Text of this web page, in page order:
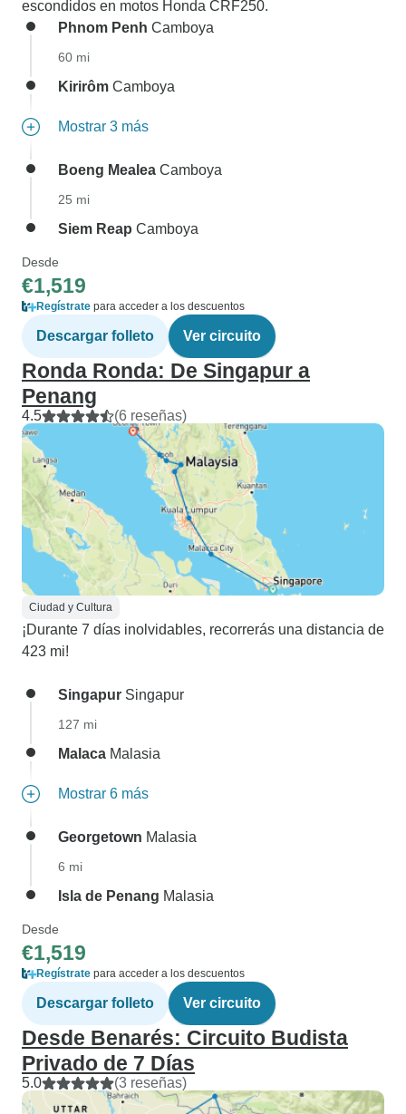
escondidos en motos Honda CRF250.
Phnom Penh Camboya
60 mi
Kirirôm Camboya
Mostrar 3 más
Boeng Mealea Camboya
25 mi
Siem Reap Camboya
Desde
€1,519
Regístrate para acceder a los descuentos
Descargar folleto Ver circuito
Ronda Ronda: De Singapur a
Penang
4.5 (6 reseñas)
Ciudad y Cultura
¡Durante 7 días inolvidables, recorrerás una distancia de
423 mi!
Singapur Singapur
127 mi
Malaca Malasia
Mostrar 6 más
Georgetown Malasia
6 mi
Isla de Penang Malasia
Desde
€1,519
Regístrate para acceder a los descuentos
Descargar folleto Ver circuito
Desde Benarés: Circuito Budista
Privado de 7 Días
5.0 (3 reseñas)